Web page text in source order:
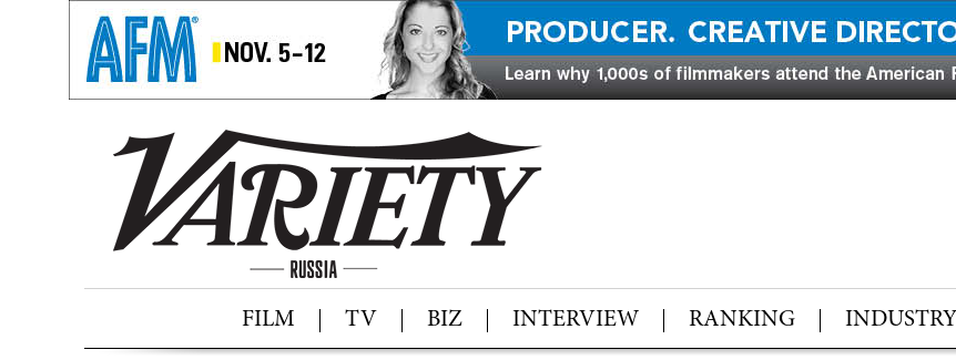
FILM TV BIZ INTERVIEW RANKING INDUSTRY